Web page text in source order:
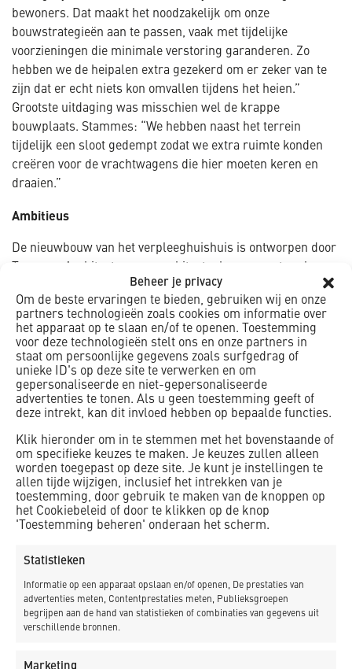
Beheer je privacy
Om de beste ervaringen te bieden, gebruiken wij en onze
partners technologieën zoals cookies om informatie over
het apparaat op te slaan en/of te openen. Toestemming
voor deze technologieën stelt ons en onze partners in
staat om persoonlijke gegevens zoals surfgedrag of
unieke ID's op deze site te verwerken en om
gepersonaliseerde en niet-gepersonaliseerde
advertenties te tonen. Als u geen toestemming geeft of
deze intrekt, kan dit invloed hebben op bepaalde functies.
Klik hieronder om in te stemmen met het bovenstaande of
om specifieke keuzes te maken. Je keuzes zullen alleen
worden toegepast op deze site. Je kunt je instellingen te
allen tijde wijzigen, inclusief het intrekken van je
toestemming, door gebruik te maken van de knoppen op
het Cookiebeleid of door te klikken op de knop
'Toestemming beheren' onderaan het scherm.
Statistieken
Informatie op een apparaat opslaan en/of openen, De prestaties van
advertenties meten, Contentprestaties meten, Publieksgroepen
begrijpen aan de hand van statistieken of combinaties van gegevens uit
verschillende bronnen.
Marketing
bewoners. Dat maakt het noodzakelijk om onze
bouwstrategieën aan te passen, vaak met tijdelijke
voorzieningen die minimale verstoring garanderen. Zo
hebben we de heipalen extra gezekerd om er zeker van te
zijn dat er echt niets kon omvallen tijdens het heien.”
Grootste uitdaging was misschien wel de krappe
bouwplaats. Stammes: “We hebben naast het terrein
tijdelijk een sloot gedempt zodat we extra ruimte konden
creëren voor de vrachtwagens die hier moeten keren en
draaien.”
Ambitieus
De nieuwbouw van het verpleeghuishuis is ontworpen door
ervaring in de zorg, maar tegelijkertijd ook erg ambitieus.
Met de nieuwbouw willen ze een ‘nieuwe standaard’ voor de
zorg-woonfunctie neerzetten; een plek waar de
zorgbehoevende bewoners er niet op achteruit gaan in
woongenot, maar juist op vooruit. Waar zij optimale
bewegingsvrijheid hebben, afgestemd op de individuele
behoefte’.
uitdagend, vertellen Den Hoed en Stammes. “Anders dan
bijvoorbeeld in een ziekenhuis, zijn de bewoners
woonachtig in Leythenrode. Ze ervaren dus meer overlast
dan iemand die slechts en paar dagen wordt opgenomen”,
legt Den Hoed uit. Stammes vult aan: “De fasering van het
nieuwbouw verhuizen, waarna het oude gedeelte wordt
gesloopt en wij daarna weer verder gaan – maakt de
planning behoorlijk uitdagend. Wij zijn hier straks een paar
maanden afwezig, waardoor zo’n project voor ons gevoel